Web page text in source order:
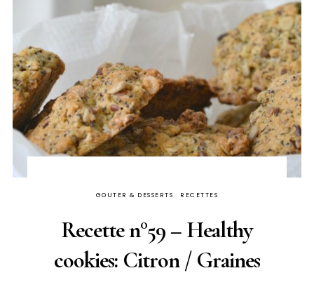
GOUTER & DESSERTS RECETTES
Recette n°59 – Healthy
cookies: Citron / Graines